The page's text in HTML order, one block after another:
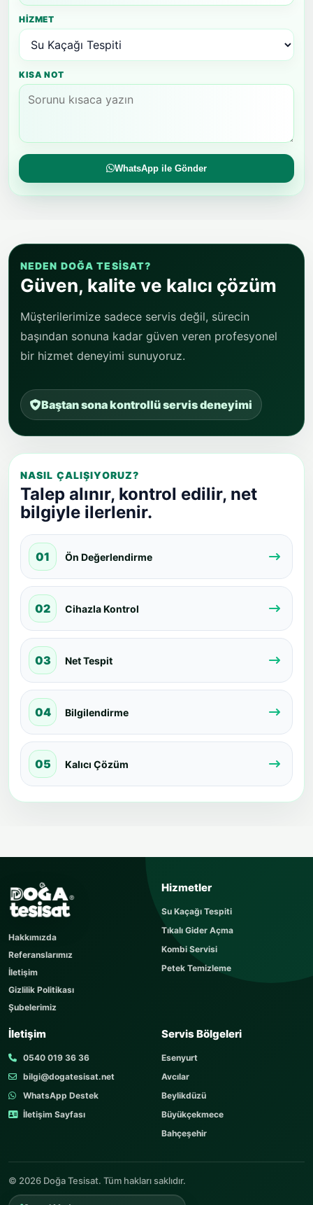
HIZMET
KISA NOT
WhatsApp ile Gönder
NEDEN DOĞA TESISAT?
Güven, kalite ve kalıcı çözüm
Müşterilerimize sadece servis değil, sürecin
başından sonuna kadar güven veren profesyonel
bir hizmet deneyimi sunuyoruz.
Baştan sona kontrollü servis deneyimi
NASIL ÇALIŞIYORUZ?
Talep alınır, kontrol edilir, net
bilgiyle ilerlenir.
01 Ön Değerlendirme
02 Cihazla Kontrol
03 Net Tespit
04 Bilgilendirme
05 Kalıcı Çözüm
Sorunuzu kısaca yazın
Sorunuz hemen yayınlanır, cevabı yaklaşık 60
dakika içerisinde cevaplanır. Sorular sayfamızı
KONU
Hakkımızda
Referanslarımız
İletişim
Gizlilik Politikası
Şubelerimiz
Hizmetler
Su Kaçağı Tespiti
Tıkalı Gider Açma
Kombi Servisi
Petek Temizleme
İletişim
0540 019 36 36
bilgi@dogatesisat.net
WhatsApp Destek
İletişim Sayfası
Servis Bölgeleri
Esenyurt
Avcılar
Beylikdüzü
Büyükçekmece
Bahçeşehir
© 2026 Doğa Tesisat. Tüm hakları saklıdır.